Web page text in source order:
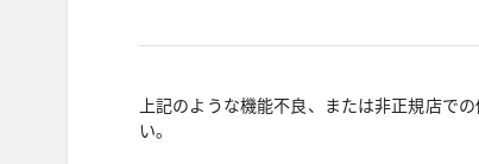
上記のような機能不良、または非正規店で
い。